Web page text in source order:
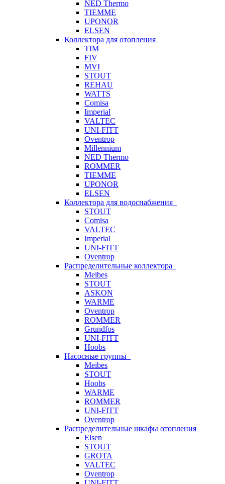
NED Thermo
TIEMME
UPONOR
ELSEN
Коллектора для отопления
TIM
FIV
MVI
STOUT
REHAU
WATTS
Comisa
Imperial
VALTEC
UNI-FITT
Oventrop
Millennium
NED Thermo
ROMMER
TIEMME
UPONOR
ELSEN
Коллектора для водоснабжения
STOUT
Comisa
VALTEC
Imperial
UNI-FITT
Oventrop
Распределительные коллектора
Meibes
STOUT
ASKON
WARME
Oventrop
ROMMER
Grundfos
UNI-FITT
Hoobs
Насосные группы
Meibes
STOUT
Hoobs
WARME
ROMMER
UNI-FITT
Oventrop
Распределительные шкафы отопления
Elsen
STOUT
GROTA
VALTEC
Oventrop